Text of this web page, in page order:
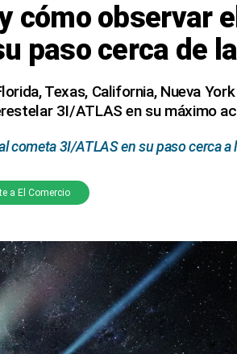
cómo observar
paso cerca de
Texas, California, Nueva
3I/ATLAS en su máximo
cometa 3I/ATLAS en su paso cerca a
a El Comercio